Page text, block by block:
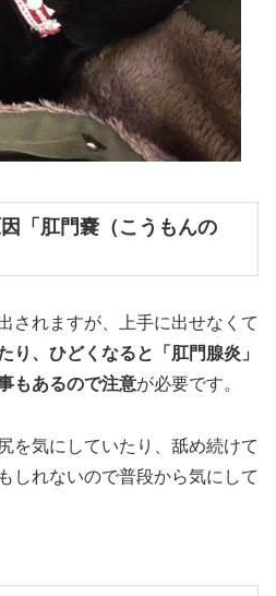
「肛門嚢（こうもんの
されますが、上手に出せなくて
り、ひどくなると「肛門腺炎」
もあるので注意が必要です。
を気にしていたり、舐め続けて
しれないので普段から気にして